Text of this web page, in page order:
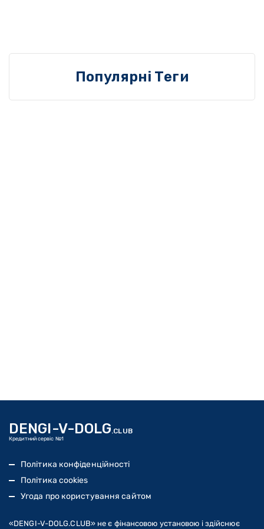
Популярні Теги
DENGI-V-DOLG.CLUB
Кредитний сервіс №1
Політика конфіденційності
Політика cookies
Угода про користування сайтом
«DENGI-V-DOLG.CLUB» не є фінансовою установою і здійснює